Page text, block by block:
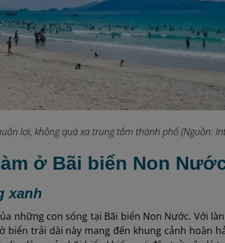
lợi, không quá xa trung tâm thành phố (Nguồn:
ở Bãi biển Non
xanh
những con sóng tại Bãi biển Non Nước. Với
biển trải dài này mang đến khung cảnh hoàn